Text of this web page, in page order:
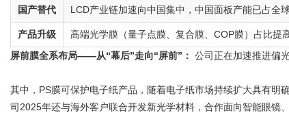
国产替代 LCD产业链加速向中国集中，中国面板产能已占全
产品升级
高端光学膜（量子点膜、复合膜、COP膜）占比
屏前膜全系布局——从“幕后”走向“屏前”： 公司正在加速推进偏
其中，PS膜可保护电子纸产品，随着电子纸市场持续扩大具有
司2025年还与海外客户联合开发新光学材料，合作面向智能眼镜